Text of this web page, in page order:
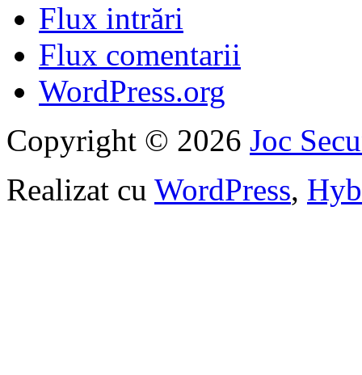
Flux intrări
Flux comentarii
WordPress.org
Copyright © 2026 Joc
Realizat cu WordPress,